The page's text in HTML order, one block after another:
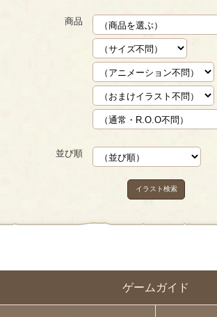
ゲームガイド
商品
並び順
イラスト検索